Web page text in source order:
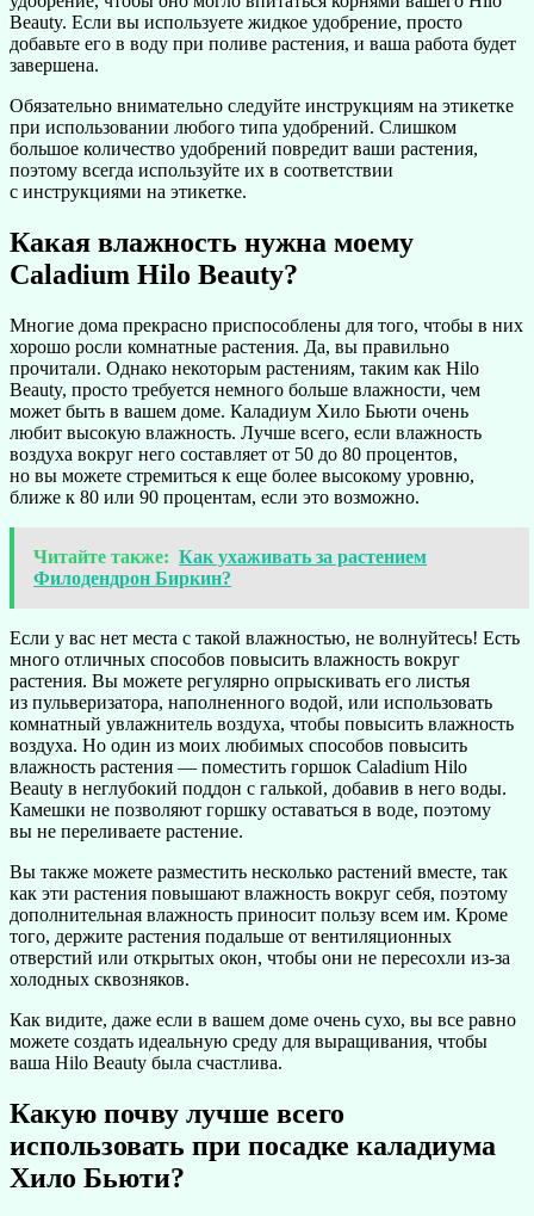
Beauty. Если вы используете жидкое удобрение, просто
добавьте его в воду при поливе растения, и ваша работа будет
завершена.
Обязательно внимательно следуйте инструкциям на этикетке
при использовании любого типа удобрений. Слишком
большое количество удобрений повредит ваши растения,
поэтому всегда используйте их в соответствии
с инструкциями на этикетке.
Какая влажность нужна моему
Caladium Hilo Beauty?
Многие дома прекрасно приспособлены для того, чтобы в них
хорошо росли комнатные растения. Да, вы правильно
прочитали. Однако некоторым растениям, таким как Hilo
Beauty, просто требуется немного больше влажности, чем
может быть в вашем доме. Каладиум Хило Бьюти очень
любит высокую влажность. Лучше всего, если влажность
воздуха вокруг него составляет от 50 до 80 процентов,
но вы можете стремиться к еще более высокому уровню,
ближе к 80 или 90 процентам, если это возможно.
Читайте также: Как ухаживать за растением
Филодендрон Биркин?
Если у вас нет места с такой влажностью, не волнуйтесь! Есть
много отличных способов повысить влажность вокруг
растения. Вы можете регулярно опрыскивать его листья
из пульверизатора, наполненного водой, или использовать
комнатный увлажнитель воздуха, чтобы повысить влажность
воздуха. Но один из моих любимых способов повысить
влажность растения — поместить горшок Caladium Hilo
Beauty в неглубокий поддон с галькой, добавив в него воды.
Камешки не позволяют горшку оставаться в воде, поэтому
вы не переливаете растение.
Вы также можете разместить несколько растений вместе, так
как эти растения повышают влажность вокруг себя, поэтому
дополнительная влажность приносит пользу всем им. Кроме
того, держите растения подальше от вентиляционных
отверстий или открытых окон, чтобы они не пересохли из-за
холодных сквозняков.
Как видите, даже если в вашем доме очень сухо, вы все равно
можете создать идеальную среду для выращивания, чтобы
ваша Hilo Beauty была счастлива.
Какую почву лучше всего
использовать при посадке каладиума
Хило Бьюти?